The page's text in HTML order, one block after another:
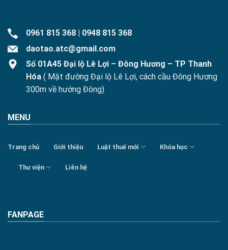
0961 815 368
0948 815 368
daotao.atc@gmail.com
Số 01A45 Đại lộ Lê Lợi – Đông Hương – TP Thanh
Hóa ( Mặt đường Đại lộ Lê Lợi, cách cầu Đông Hương
300m về hướng Đông)
MENU
Trang chủ Giới thiệu Luật thuế mới Khóa học
Thư viện Liên hệ
FANPAGE